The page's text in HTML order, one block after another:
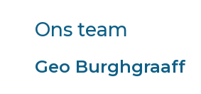
Ons team
Geo Burghgraaff